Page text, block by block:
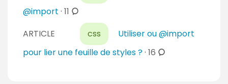
@import · 11 c
m
ARTICLE css
Utiliser ou @import
pour lier une feuille de styles ?· 16 c